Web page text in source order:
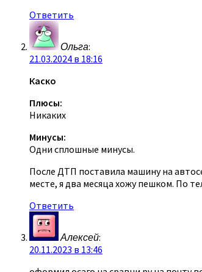
Ответить
Ольга:
21.03.2024 в 18:16
Каско
Плюсы:
Никаких
Минусы:
Одни сплошные минусы.
После ДТП поставила машину на
месте, я два месяца хожу пешком. По
Ответить
Алексей:
20.11.2023 в 13:46